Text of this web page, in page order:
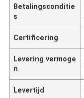
Betalingsconditie
s
Certificering
Levering vermoge
n
Levertijd